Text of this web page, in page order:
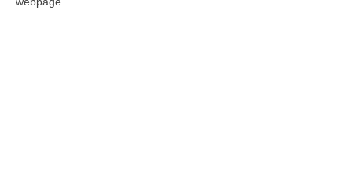
Riordino della sanità calabrese, Laghi: «Si